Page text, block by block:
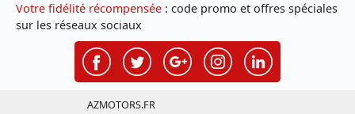
Votre fidélité récompensée : code promo et offres spéciales
sur les réseaux sociaux
AZMOTORS.FR